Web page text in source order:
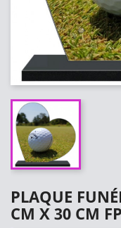
PLAQUE
CM X 30 CM